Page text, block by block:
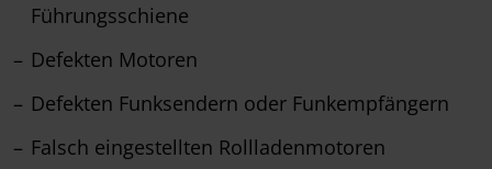
Führungsschiene
Defekten Motoren
Defekten Funksendern oder Funkempfängern
Falsch eingestellten Rollladenmotoren